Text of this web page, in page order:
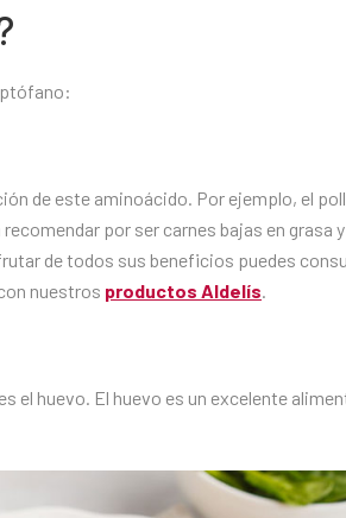
de este aminoácido. Por ejemplo, el
por ser carnes bajas en grasa y
de todos sus beneficios puedes
nuestros productos Aldelís
el huevo. El huevo es un excelente